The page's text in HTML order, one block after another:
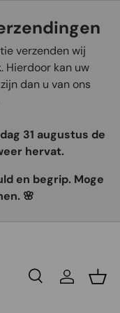
verzenden wij
. Hierdoor kan uw
dan u van ons
31 augustus de
hervat.
en begrip. Moge
🌸
Recherche
Se